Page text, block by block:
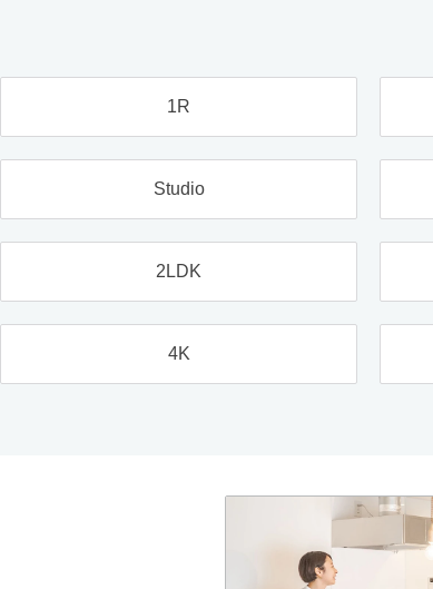
1R
Studio
2LDK
4K